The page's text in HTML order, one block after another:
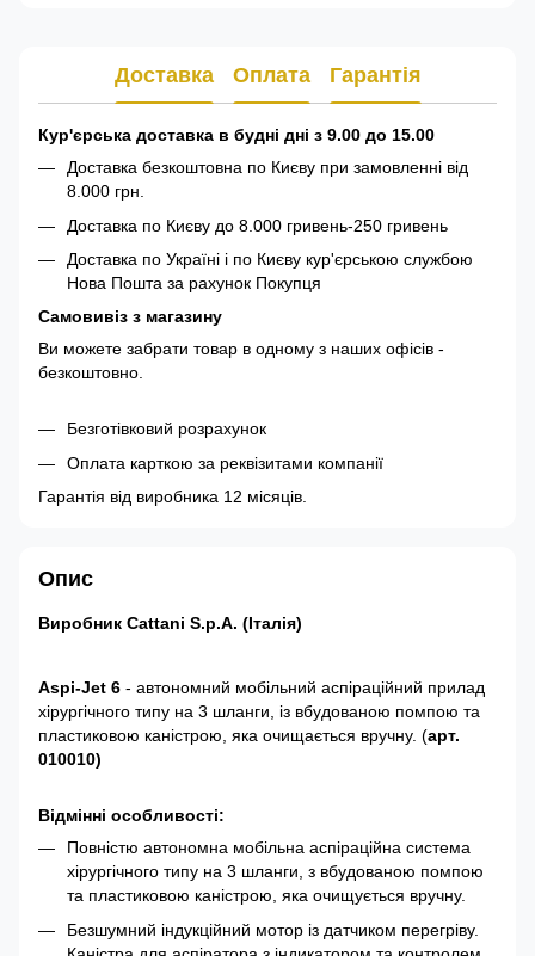
Доставка Оплата Гарантія
Кур'єрська доставка в будні дні з 9.00 до 15.00
Доставка безкоштовна по Києву при замовленні від
8.000 грн.
Доставка по Києву до 8.000 гривень-250 гривень
Доставка по Україні і по Києву кур'єрською службою
Нова Пошта за рахунок Покупця
Самовивіз з магазину
Ви можете забрати товар в одному з наших офісів -
безкоштовно.
Безготівковий розрахунок
Оплата карткою за реквізитами компанії
Гарантія від виробника 12 місяців.
Опис
Виробник Cattani S.p.A. (Італія)
Aspi-Jet 6 - автономний мобільний аспіраційний прилад
хірургічного типу на 3 шланги, із вбудованою помпою та
пластиковою каністрою, яка очищається вручну. (арт.
010010)
Відмінні особливості:
Повністю автономна мобільна аспіраційна система
хірургічного типу на 3 шланги, з вбудованою помпою
та пластиковою каністрою, яка очищується вручну.
Безшумний індукційний мотор із датчиком перегріву.